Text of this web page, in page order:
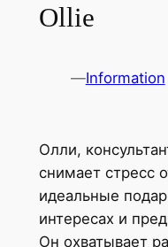
Ollie
—Information
Олли,
снимает стресс
идеальные
интересах и
Он охватывает